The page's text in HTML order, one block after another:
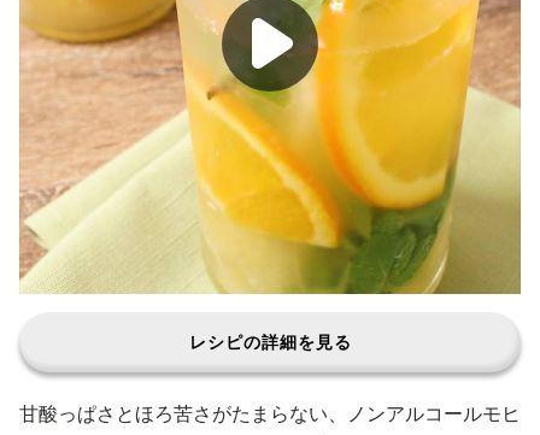
レシピの詳細を見る
甘酸っぱさとほろ苦さがたまらない、ノンアルコールモヒ